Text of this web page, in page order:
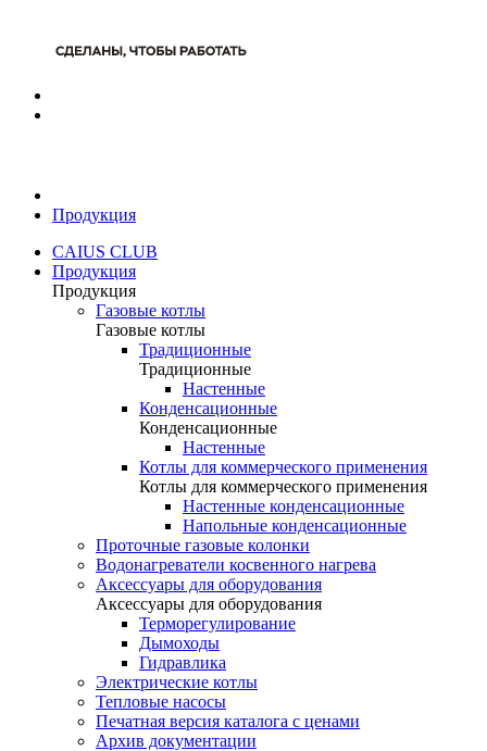
Продукция
CAIUS CLUB
Продукция
Продукция
Газовые котлы
Газовые котлы
Традиционные
Традиционные
Настенные
Конденсационные
Конденсационные
Настенные
Котлы для коммерческого применения
Котлы для коммерческого применения
Настенные конденсационные
Напольные конденсационные
Проточные газовые колонки
Водонагреватели косвенного нагрева
Аксессуары для оборудования
Аксессуары для оборудования
Терморегулирование
Дымоходы
Гидравлика
Электрические котлы
Тепловые насосы
Печатная версия каталога с ценами
Архив документации